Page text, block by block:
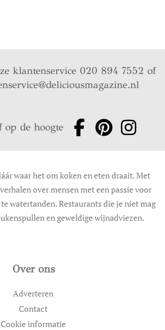
klantenservice 020 894 7552 of
op de hoogte
waar het om koken en eten draait. Met
over mensen met een passie voor
watertanden. Restaurants die je niet mag
en geweldige wijnadviezen.
Over ons
Adverteren
Contact
Cookie informatie